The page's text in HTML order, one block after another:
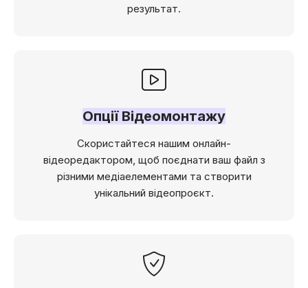
результат.
Опції Відеомонтажу
Скористайтеся нашим онлайн-
відеоредактором, щоб поєднати ваш файл з
різними медіаелементами та створити
унікальний відеопроєкт.